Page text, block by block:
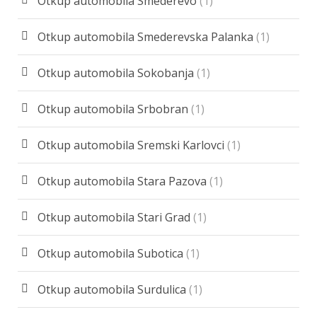
Otkup automobila Smederevska Palanka (1)
Otkup automobila Sokobanja (1)
Otkup automobila Srbobran (1)
Otkup automobila Sremski Karlovci (1)
Otkup automobila Stara Pazova (1)
Otkup automobila Stari Grad (1)
Otkup automobila Subotica (1)
Otkup automobila Surdulica (1)